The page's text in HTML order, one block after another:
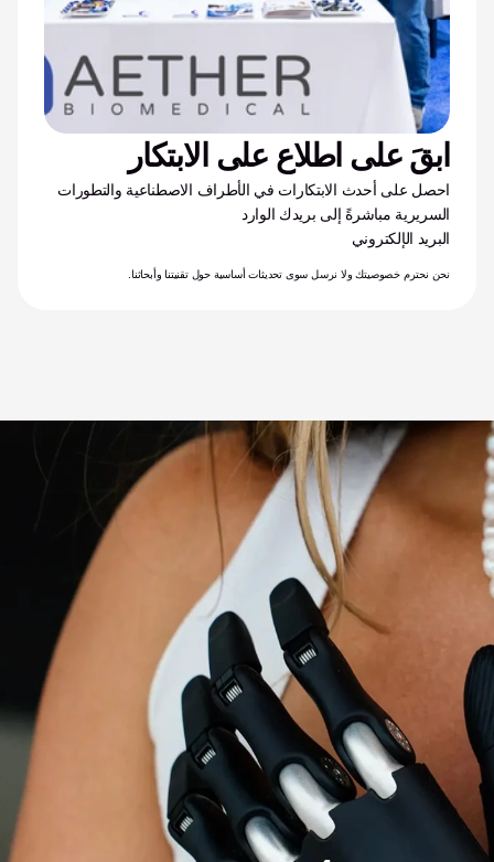
ابقَ على اطلاع على الابتكار
السريرية مباشرةً إلى بريدك الوارد
البريد الإلكتروني
نحن نحترم خصوصيتك ولا نرسل سوى تحديثات أساسية حول تقنيتنا وأبحاثنا.